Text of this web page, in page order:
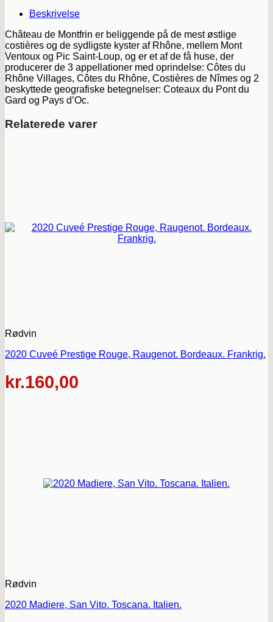
Beskrivelse
Château de Montfrin er beliggende på de mest østlige
costières og de sydligste kyster af Rhône, mellem Mont
Ventoux og Pic Saint-Loup, og er et af de få huse, der
producerer de 3 appellationer med oprindelse: Côtes du
Rhône Villages, Côtes du Rhône, Costières de Nîmes og 2
beskyttede geografiske betegnelser: Coteaux du Pont du
Gard og Pays d’Oc.
Relaterede varer
Rødvin
2020 Cuveé Prestige Rouge, Raugenot. Bordeaux. Frankrig.
kr.160,00
Rødvin
2020 Madiere, San Vito. Toscana. Italien.